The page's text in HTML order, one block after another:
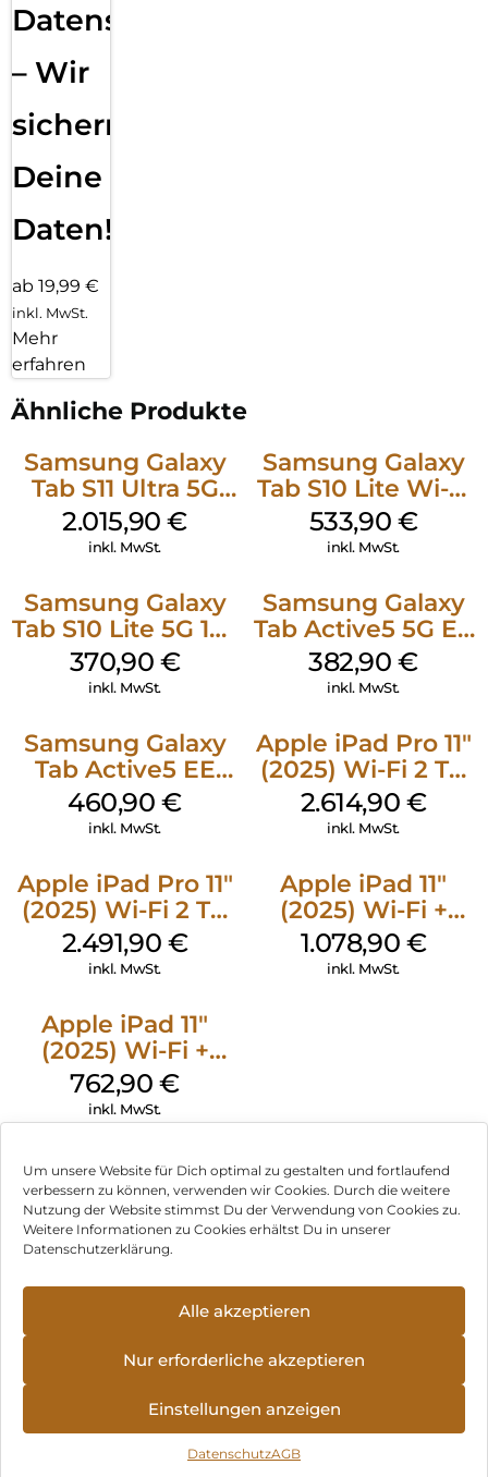
Um unsere Website für Dich optimal zu gestalten und fortlaufend
verbessern zu können, verwenden wir Cookies. Durch die weitere
Nutzung der Website stimmst Du der Verwendung von Cookies zu.
Weitere Informationen zu Cookies erhältst Du in unserer
Datenschutzerklärung.
Alle akzeptieren
Nur erforderliche akzeptieren
Einstellungen anzeigen
DatenschutzAGB
Datensicherung
– Wir
sichern
Deine
Daten!
ab 19,99 €
inkl. MwSt.
Mehr
erfahren
Ähnliche Produkte
Samsung Galaxy
Tab S11 Ultra 5G
512 GB Gray
2.015,90€
inkl. MwSt.
Samsung Galaxy
Tab S10 Lite Wi-Fi
256 GB Silver
533,90 €
inkl. MwSt.
Samsung Galaxy
Tab S10 Lite 5G 128
GB Silver
370,90 €
inkl. MwSt.
Samsung Galaxy
Tab Active5 5G EE
128 GB Black
382,90€
inkl. MwSt.
Samsung Galaxy
Tab Active5 EE
Wi-Fi 128 GB black
460,90€
inkl. MwSt.
Apple iPad Pro 11″
(2025) Wi-Fi 2 TB
Nanotexturglas
Space Schwarz
2.614,90 €
inkl. MwSt.
Apple iPad Pro 11″
(2025) Wi-Fi 2 TB
Standardglas
Space Schwarz
2.491,90 €
inkl. MwSt.
Apple iPad 11″
(2025) Wi-Fi +
Cellular 512 GB
Gelb
1.078,90 €
inkl. MwSt.
Apple iPad 11″
(2025) Wi-Fi +
Cellular 256 GB
Silber
762,90€
inkl. MwSt.
Impressum
Hinweis zur Batterieentsorgung
Newsletter
, Brodos AG – All Rights Reserved.
Können wir Dir behilflich sein?